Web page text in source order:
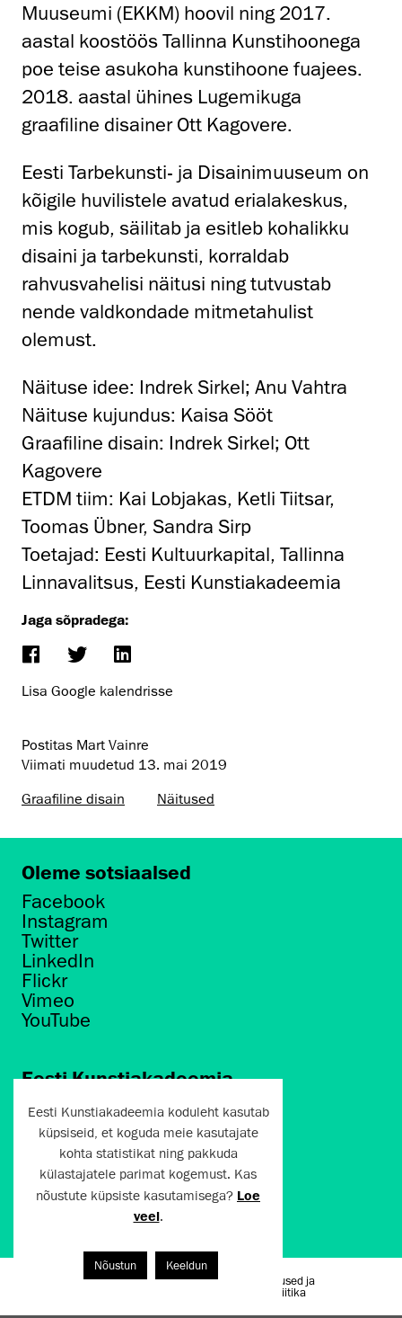
Muuseumi (EKKM) hoovil ning 2017.
aastal koostöös Tallinna Kunstihoonega
poe teise asukoha kunstihoone fuajees.
2018. aastal ühines Lugemikuga
graafiline disainer Ott Kagovere.
Eesti Tarbekunsti- ja Disainimuuseum on
kõigile huvilistele avatud erialakeskus,
mis kogub, säilitab ja esitleb kohalikku
disaini ja tarbekunsti, korraldab
rahvusvahelisi näitusi ning tutvustab
nende valdkondade mitmetahulist
olemust.
Näituse idee: Indrek Sirkel; Anu Vahtra
Näituse kujundus: Kaisa Sööt
Graafiline disain: Indrek Sirkel; Ott
Kagovere
ETDM tiim: Kai Lobjakas, Ketli Tiitsar,
Toomas Übner, Sandra Sirp
Toetajad: Eesti Kultuurkapital, Tallinna
Linnavalitsus, Eesti Kunstiakadeemia
Jaga sõpradega:
Lisa Google kalendrisse
Postitas Mart Vainre
Viimati muudetud 13. mai 2019
Graafiline disain
Näitused
Oleme sotsiaalsed
Facebook
Instagram
Twitter
LinkedIn
Flickr
Vimeo
YouTube
Eesti Kunstiakadeemia
Põhja puiestee 7
Tallinn 10412
artun@artun.ee
+372 6267301
Liitu uudiskirjaga!
Kasutustingimused ja
privaatsuspoliitika
Eesti Kunstiakadeemia koduleht kasutab
küpsiseid, et koguda meie kasutajate
kohta statistikat ning pakkuda
külastajatele parimat kogemust. Kas
nõustute küpsiste kasutamisega? Loe
veel.
Nõustun Keeldun